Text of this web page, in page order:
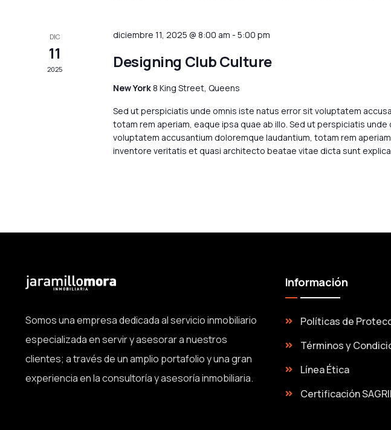
DIC
11
2025
diciembre 11, 2025 @ 8:00 am -5:00 pm
Designing Club Culture
New York8 King Street, Queens
Sed ut perspiciatis unde omnis iste natus error sit voluptatem
totam rem aperiam, eaque ipsa quae ab illo. Sed ut perspiciatis
voluptatem accusantium doloremque laudantium, totam rem
inventore veritatis et quasi architecto beatae vitae dicta sunt
Somos una empresa dedicada al servicio inmobiliario
especializada en servir y asesorar a nuestros
clientes; a través de un amplio portafolio y una gran
experiencia en la consultoría y asesoría inmobiliaria.
Información
Políticas de
Términos y
Línea Ética
Certificación